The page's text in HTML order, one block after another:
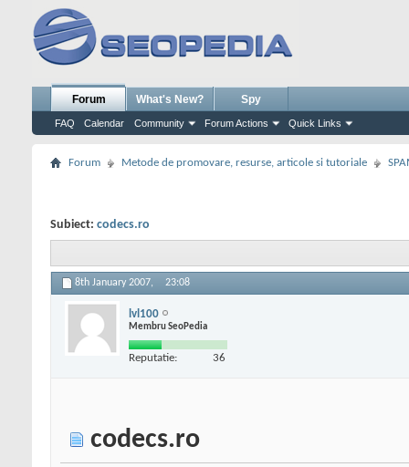
Forum
FAQ Calendar Community Forum Actions Quick Links
What's New? Spy
Forum Metode de promovare, resurse, articole si tutoriale
Subiect: codecs.ro
8th January 2007, 23:08
lvl100
Membru SeoPedia
Reputatie: 36
codecs.ro